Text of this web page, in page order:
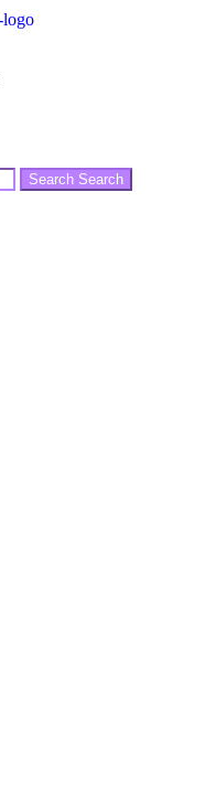
Search Search